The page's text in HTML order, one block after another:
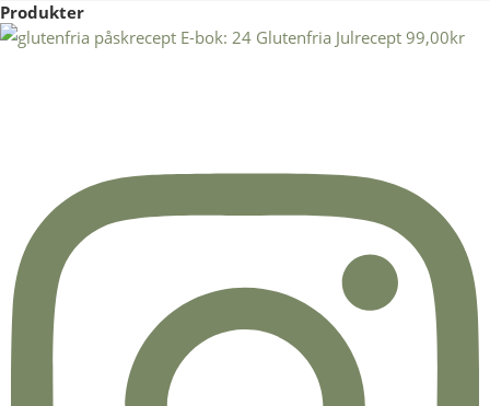
Produkter
E-bok: 24 Glutenfria Julrecept 99,00kr